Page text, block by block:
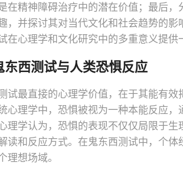
在精神障碍治疗中的潜在价值；最后
，并探讨其对当代文化和社会趋势的
在心理学和文化研究中的多重意义提供
东西测试与人类恐惧反应
试最直接的心理学价值，在于其能有
心理学中，恐惧被视为一种本能反应，
理学认为，恐惧的表现不仅仅局限于
读和反应方式。在鬼东西测试中，个
理想场域。